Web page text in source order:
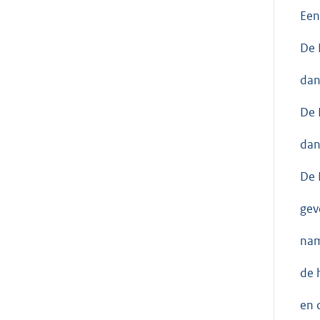
De
De
De
de
en